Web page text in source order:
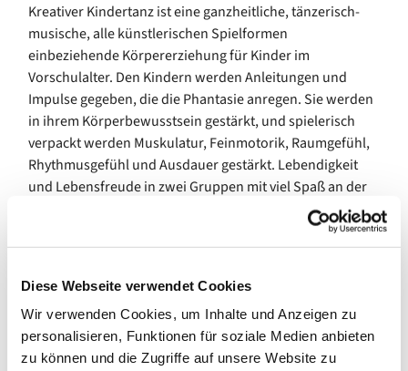
Diese Webseite verwendet Cookies
Wir verwenden Cookies, um Inhalte und Anzeigen zu
personalisieren, Funktionen für soziale Medien anbieten
zu können und die Zugriffe auf unsere Website zu
Kreativer Kindertanz ist eine ganzheitliche, tänzerisch-
musische, alle künstlerischen Spielformen
einbeziehende Körpererziehung für Kinder im
Vorschulalter. Den Kindern werden Anleitungen und
Impulse gegeben, die die Phantasie anregen. Sie werden
in ihrem Körperbewusstsein gestärkt, und spielerisch
verpackt werden Muskulatur, Feinmotorik, Raumgefühl,
Rhythmusgefühl und Ausdauer gestärkt. Lebendigkeit
und Lebensfreude in zwei Gruppen mit viel Spaß an der
Bewegung zur Musik für Kinder zwischen 3-6 Jahren.
Termin I: donnerstags 15.45 – 16.45 Uhr
Informationen und Anmeldung unter:
Ev. Familienbildung/ Familienzentren